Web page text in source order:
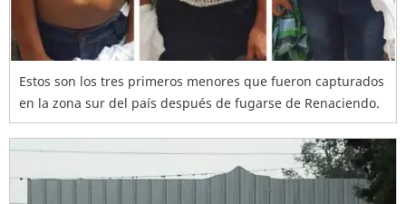
Estos son los tres primeros menores que fueron capturados
en la zona sur del país después de fugarse de Renaciendo.